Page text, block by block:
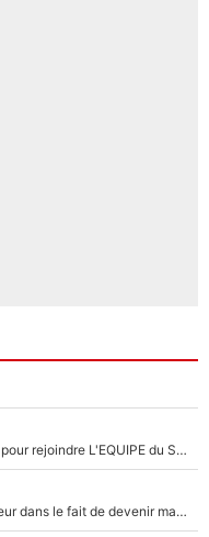
Raymond Domenech a posé ses conditions pour rejoindre L'EQUIPE du Soir : Il refuse de faire l'émission avec un autre chroniqueur !
«C’est l'une des choses qui me fait le plus peur dans le fait de devenir maman» : En couple avec Antoine Dupont, Iris Mittenaere s'inquiète déjà pour ses futurs enfants !